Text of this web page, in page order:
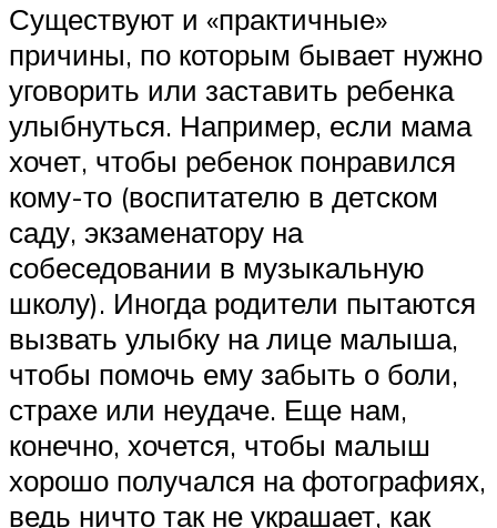
Существуют и «практичные»
причины, по которым бывает нужно
уговорить или заставить ребенка
улыбнуться. Например, если мама
хочет, чтобы ребенок понравился
кому-то (воспитателю в детском
саду, экзаменатору на
собеседовании в музыкальную
школу). Иногда родители пытаются
вызвать улыбку на лице малыша,
чтобы помочь ему забыть о боли,
страхе или неудаче. Еще нам,
конечно, хочется, чтобы малыш
хорошо получался на фотографиях,
ведь ничто так не украшает, как